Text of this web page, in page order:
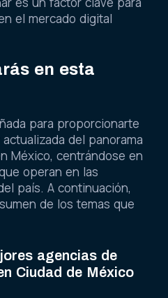
el mercado digital
en esta
para proporcionarte
del panorama
México, centrándose en
operan en las
país. A continuación,
de los temas que
agencias de
Ciudad de México